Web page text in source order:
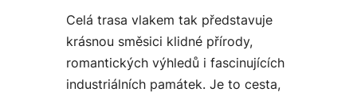
Celá trasa vlakem tak představuje
krásnou směsici klidné přírody,
romantických výhledů i fascinujících
industriálních památek. Je to cesta,